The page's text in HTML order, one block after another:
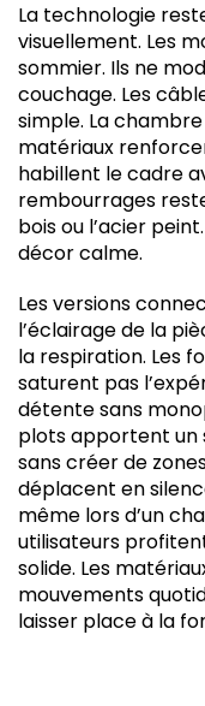
La technologie
visuellement. Les
sommier. Ils ne
couchage. Les
simple. La
matériaux
habillent le cadre
rembourrages
bois ou l’acier
décor calme.
Les versions
l’éclairage de la
la respiration. Les
saturent pas
détente sans
plots apportent un
sans créer de
déplacent en
même lors d’un
utilisateurs
solide. Les
mouvements
laisser place à la